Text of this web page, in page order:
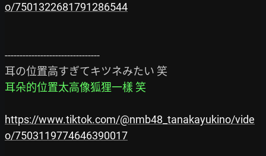
o/7501322681791286544
--------------------------------
耳朵的位置太高像狐狸一樣 笑
https://www.tiktok.com/@nmb48_tanakayukino/vide
o/7503119774646390017